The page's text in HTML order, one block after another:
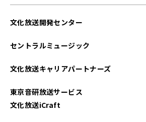
文化放送開発センター
セントラルミュージック
文化放送キャリアパートナーズ
東京音研放送サービス
文化放送iCraft